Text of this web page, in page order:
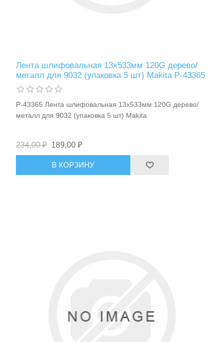
Лента шлифовальная 13х533мм 120G дерево/
металл для 9032 (упаковка 5 шт) Makita P-43365
P-43365 Лента шлифовальная 13х533мм 120G дерево/
металл для 9032 (упаковка 5 шт) Makita
234,00 ₽ 189,00 ₽
В КОРЗИНУ